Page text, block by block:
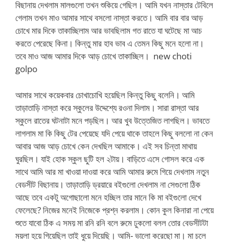
বিছানায় দেখলাম মালগুলো তখন শুকিয়ে গেছিল। আমি যখন নাস্তার টেবিলে
গেলাম তখন মাও আমার সাথে বসলো নাস্তা করতে। আমি বার বার আড়
চোখে মার দিকে তাকাচ্ছিলাম আর ভাবছিলাম গত রাতে যা ঘটেছে মা আচ
করতে পেরেছে কিনা। কিন্তু মার হাব ভাব এ তেমন কিছু মনে হলো না।
তবে মাও আজ আমার দিকে আড় চোখে তাকাচ্ছিল। new choti
golpo
আমার সাথে কয়েকবার চোখাচোখি হয়েছিল কিন্তু কিছু বলেনি। আমি
তাড়াতাড়ি নাস্তা করে স্কুলের উদ্দেশ্যে রওনা দিলাম। সারা রাস্তা আর
স্কুলে রাতের ঘটনাটা মনে পড়ছিল। আর খুব উত্তেজিত লাগছিল। ভাবতে
লাগলাম মা কি কিছু টের পেয়েছে যদি পেয়ে থাকে তাহলে কিছু বললো না কেন
আবার আজ আড় চোখে কেন দেখছিল আমাকে। এই সব চিন্তা মাথায়
ঘুরছিল। যাই হোক স্কুল ছুটি হল ২টায়। বাড়িতে এসে গোসল করে এক
সাথে আমি আর মা খাওয়া দাওয়া করে আমি আমার রুমে গিয়ে দেখলাম নতুন
বেডসীট বিছানায়। তাড়াতাড়ি ড্রয়ারে বইগুলো দেখলাম না সেগুলো ঠিক
আছে তবে একটু অগোছালো মনে হচ্ছিল তার মানে কি মা বইগুলো দেখে
ফেলেছে? নিজের মনেই নিজেকে প্রশ্ন করলাম। কোন কুল কিনারা না পেয়ে
শুতে যাবো ঠিক এ সময় মা রনি রনি বলে রুমে ঢুকলো বলল তোর বেডসীটটা
ময়লা হয়ে গিয়েছিল তাই ধুয়ে দিয়েছি। আমি- ভালো করেছো মা। মা চলে